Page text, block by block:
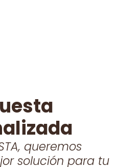
queremos
solución para tu